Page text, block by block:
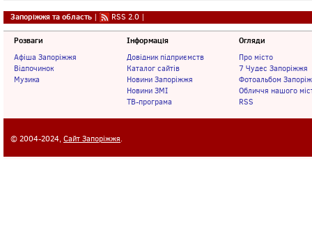
Запоріжжя та область | RSS 2.0 |
Розваги
Афіша Запоріжжя
Відпочинок
Музика
Інформація
Довідник підприємств
Каталог сайтів
Новини Запоріжжя
Новини ЗМІ
ТВ-програма
Огляди
Про місто
7 Чудес Запоріжжя
Фотоальбом
Обличчя нашого
RSS
© 2004-2024, Сайт Запоріжжя.